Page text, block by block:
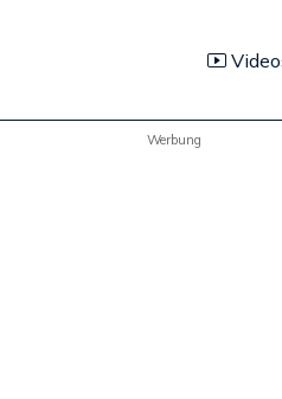
Werbung